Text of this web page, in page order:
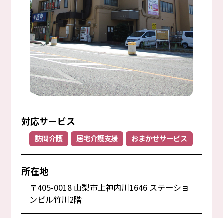
対応サービス
訪問介護 居宅介護支援 おまかせサービス
所在地
〒405-0018 山梨市上神内川1646 ステーショ
ンビル竹川2階